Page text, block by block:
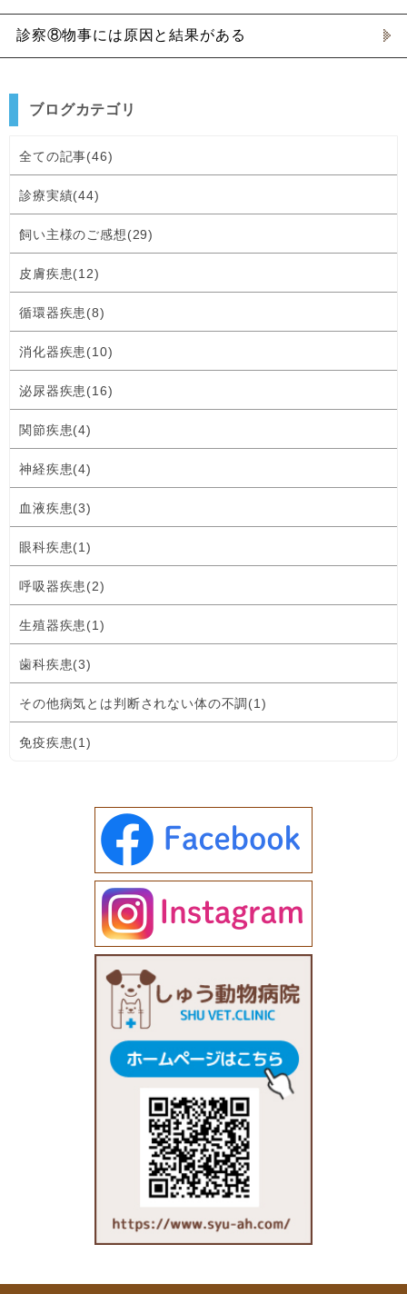
診察⑧物事には原因と結果がある
ブログカテゴリ
全ての記事(46)
診療実績(44)
飼い主様のご感想(29)
皮膚疾患(12)
循環器疾患(8)
消化器疾患(10)
泌尿器疾患(16)
関節疾患(4)
神経疾患(4)
血液疾患(3)
眼科疾患(1)
呼吸器疾患(2)
生殖器疾患(1)
歯科疾患(3)
その他病気とは判断されない体の不調(1)
免疫疾患(1)